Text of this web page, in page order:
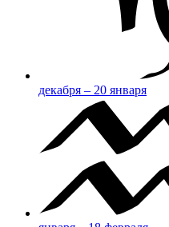
декабря – 20 января